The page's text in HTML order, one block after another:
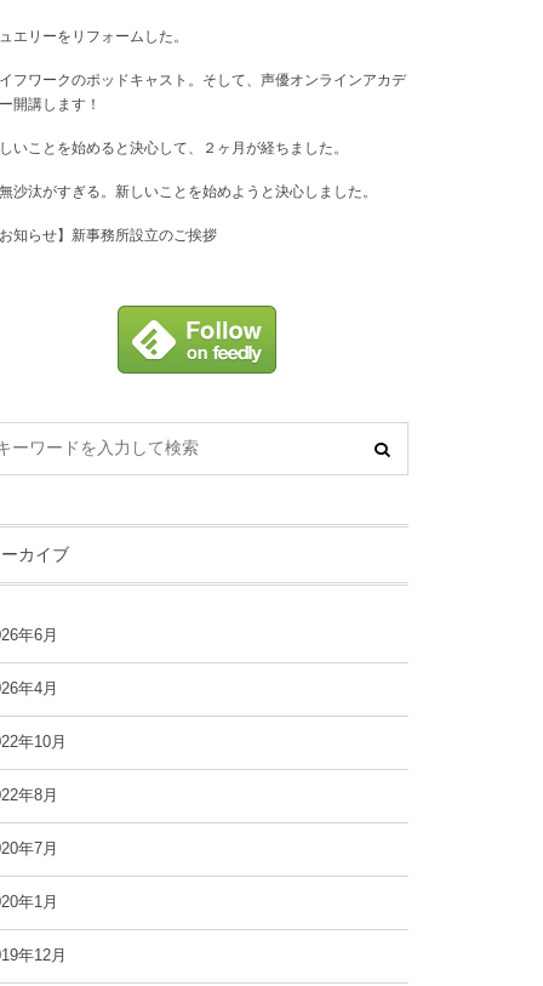
エリーをリフォームした。
フワークのポッドキャスト。そして、声優オンラインアカデ
開講します！
いことを始めると決心して、２ヶ月が経ちました。
沙汰がすぎる。新しいことを始めようと決心しました。
お知らせ】新事務所設立のご挨拶
カイブ
年6月
年4月
年10月
年8月
年7月
年1月
年12月